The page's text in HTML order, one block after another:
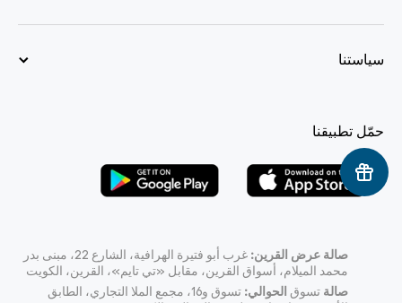
سياستنا
حمّل تطبيقنا
صالة عرض القرين:
غرب أبو فتيرة الهرافية، الشارع 22، مبنى بدر
محمد الميلام، أسواق القرين، مقابل «تي تايم»، القرين، الكويت
صالة تسوق الحوالي:
تسوق و16، مجمع الملا التجاري، الطابق